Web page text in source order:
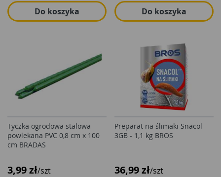
Do koszyka Do koszyka
Tyczka ogrodowa stalowa
powlekana PVC 0,8 cm x 100
cm BRADAS
3,99 zł/szt
Preparat na ślimaki Snacol
3GB - 1,1 kg BROS
36,99 zł/szt